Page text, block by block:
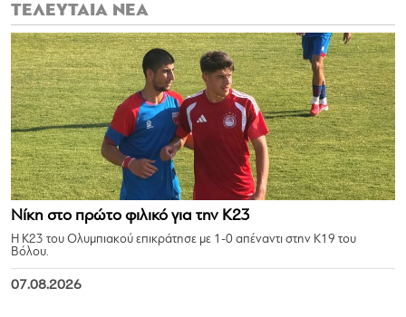
ΤΕΛΕΥΤΑΙΑ ΝΕΑ
Νίκη στο πρώτο φιλικό για την Κ23
Η Κ23 του Ολυμπιακού επικράτησε με 1-0 απέναντι στην Κ19 του
Βόλου.
07.08.2026